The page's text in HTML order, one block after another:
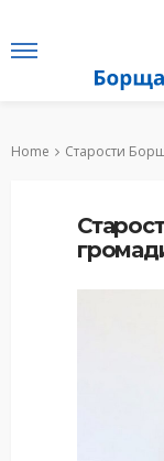
Home Старости